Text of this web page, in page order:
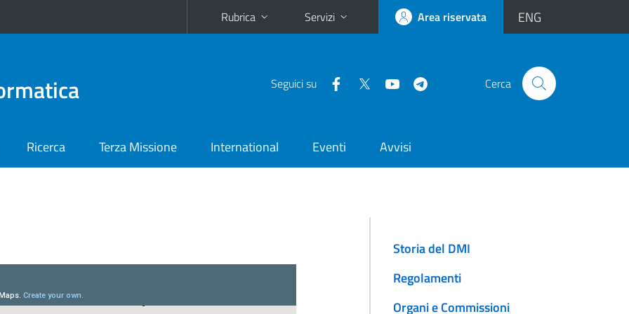
Rubrica Servizi Area riservata ENG
Seguici su Cerca
Ricerca Terza Missione International Eventi Avvisi
Storia del DMI
Regolamenti
Organi e Commissioni